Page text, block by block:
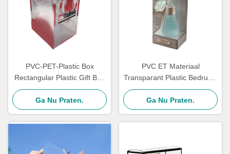
PVC-PET-Plastic Box
Rectangular Plastic Gift Box
Geschikt voor cadeautjes
Transparent Display
Packaging Box
Ga Nu Praten.
PVC ET Materiaal
Transparant Plastic Bedrukte
PVC Doos Display
Verpakking Opvouwbare
Transparante Plastic
Displaydozen
Ga Nu Praten.